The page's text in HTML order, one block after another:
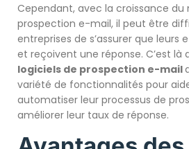
Cependant, avec la croissance du
prospection e-mail, il peut être
entreprises de s’assurer que
et reçoivent une réponse. C’est là
logiciels de prospection e-mail
variété de fonctionnalités pour
automatiser leur processus de
améliorer leur taux de réponse.